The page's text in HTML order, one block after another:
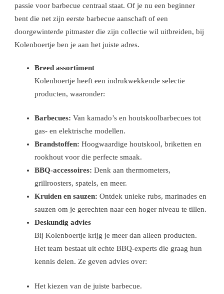
passie voor barbecue centraal staat. Of je nu een beginner
bent die net zijn eerste barbecue aanschaft of een
doorgewinterde pitmaster die zijn collectie wil uitbreiden, bij
Kolenboertje ben je aan het juiste adres.
Breed assortiment
Kolenboertje heeft een indrukwekkende selectie
producten, waaronder:
Barbecues: Van kamado’s en houtskoolbarbecues tot
gas- en elektrische modellen.
Brandstoffen: Hoogwaardige houtskool, briketten en
rookhout voor die perfecte smaak.
BBQ-accessoires: Denk aan thermometers,
grillroosters, spatels, en meer.
Kruiden en sauzen: Ontdek unieke rubs, marinades en
sauzen om je gerechten naar een hoger niveau te tillen.
Deskundig advies
Bij Kolenboertje krijg je meer dan alleen producten.
Het team bestaat uit echte BBQ-experts die graag hun
kennis delen. Ze geven advies over:
Het kiezen van de juiste barbecue.